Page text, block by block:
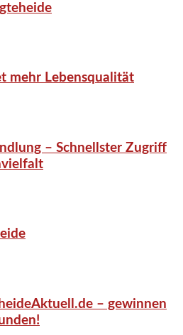
mehr Lebensqualität
– Schnellster Zugriff
– gewinnen